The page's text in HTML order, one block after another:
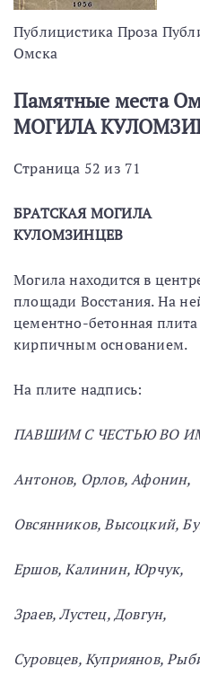
Публицистика Проза
Омска
Памятные места
МОГИЛА
Страница 52 из 71
БРАТСКАЯ МОГИЛА
КУЛОМЗИНЦЕВ
Могила находится в
площади Восстания. На
цементно-бетонная плита
кирпичным основанием.
На плите надпись:
ПАВШИМ С ЧЕСТЬЮ ВО
Антонов, Орлов, Афонин,
Овсянников, Высоцкий,
Ершов, Калинин, Юрчук,
Зраев, Лустец, Довгун,
Суровцев, Куприянов,